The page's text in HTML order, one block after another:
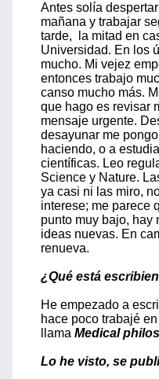
Antes solía
mañana y trabajar
tarde, la mitad en
Universidad. En los
mucho. Mi vejez
entonces trabajo
canso mucho más.
que hago es revisar
mensaje urgente.
desayunar me
haciendo, o a
científicas. Leo
Science y Nature.
ya casi ni las miro,
interese; me parece
punto muy bajo, hay
ideas nuevas. En
renueva.
¿Qué está
He empezado a
hace poco trabajé
llama Medical
Lo he visto, se